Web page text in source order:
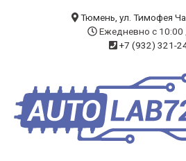
ЧИП-ТЮНИНГ
ДИАГНОСТИКА
Тюмень, ул. Тимофея
Ежедневно с 10:00
+7 (932) 321-